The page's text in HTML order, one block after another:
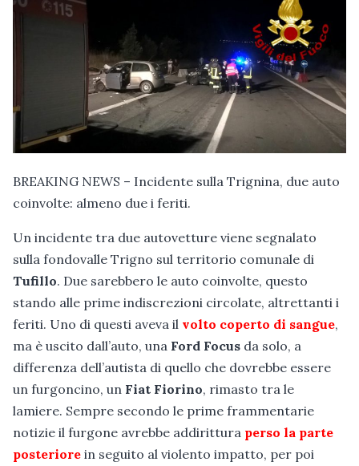
BREAKING NEWS – Incidente sulla Trignina, due auto
coinvolte: almeno due i feriti.
Un incidente tra due autovetture viene segnalato
sulla fondovalle Trigno sul territorio comunale di
Tufillo. Due sarebbero le auto coinvolte, questo
stando alle prime indiscrezioni circolate, altrettanti i
feriti. Uno di questi aveva il volto coperto di sangue,
ma è uscito dall’auto, una Ford Focus da solo, a
differenza dell’autista di quello che dovrebbe essere
un furgoncino, un Fiat Fiorino, rimasto tra le
lamiere. Sempre secondo le prime frammentarie
notizie il furgone avrebbe addirittura perso la parte
posteriore in seguito al violento impatto, per poi